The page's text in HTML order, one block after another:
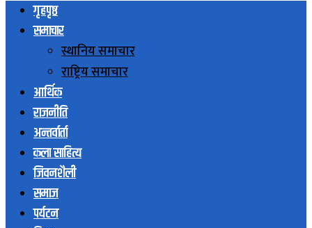
गृहपृष्ठ
समाचार
स्थानिय समाचार
राष्ट्रिय समाचार
आर्थिक
राजनीति
अन्तर्वार्ता
कला साहित्य
जिवनशैली
समाज
पर्यटन